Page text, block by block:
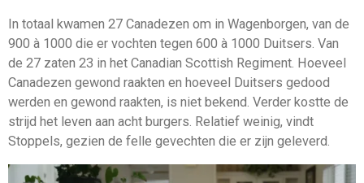
In totaal kwamen 27 Canadezen om in Wagenborgen, van de
900 à 1000 die er vochten tegen 600 à 1000 Duitsers. Van
de 27 zaten 23 in het Canadian Scottish Regiment. Hoeveel
Canadezen gewond raakten en hoeveel Duitsers gedood
werden en gewond raakten, is niet bekend. Verder kostte de
strijd het leven aan acht burgers. Relatief weinig, vindt
Stoppels, gezien de felle gevechten die er zijn geleverd.